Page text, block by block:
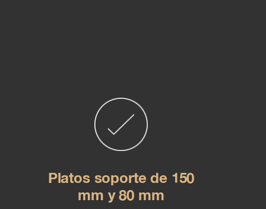
Platos soporte de 150
mm y 80 mm